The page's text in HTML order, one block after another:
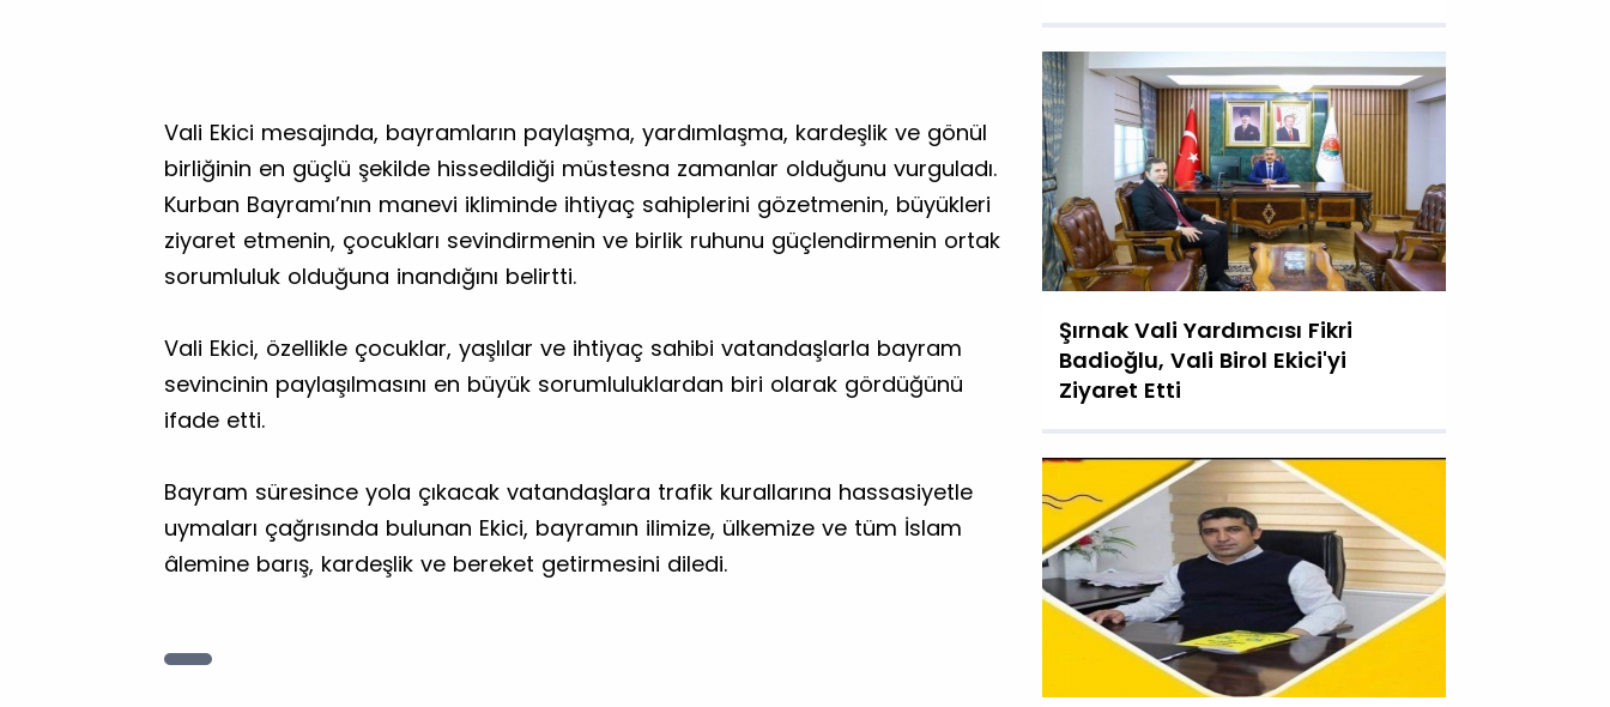
Vali Ekici mesajında, bayramların paylaşma, yardımlaşma, kardeşlik ve gönül
birliğinin en güçlü şekilde hissedildiği müstesna zamanlar olduğunu vurguladı.
Kurban Bayramı’nın manevi ikliminde ihtiyaç sahiplerini gözetmenin, büyükleri
ziyaret etmenin, çocukları sevindirmenin ve birlik ruhunu güçlendirmenin ortak
sorumluluk olduğuna inandığını belirtti.
Vali Ekici, özellikle çocuklar, yaşlılar ve ihtiyaç sahibi vatandaşlarla bayram
sevincinin paylaşılmasını en büyük sorumluluklardan biri olarak gördüğünü
ifade etti.
Bayram süresince yola çıkacak vatandaşlara trafik kurallarına hassasiyetle
uymaları çağrısında bulunan Ekici, bayramın ilimize, ülkemize ve tüm İslam
âlemine barış, kardeşlik ve bereket getirmesini diledi.
Şırnak Vali Yardımcısı Fikri
Badioğlu, Vali Birol Ekici'yi
Ziyaret Etti